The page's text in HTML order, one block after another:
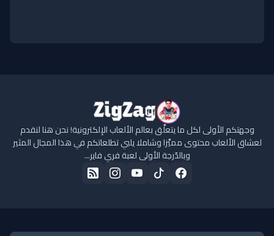
وجهتكم الأولى لكل ما يتعلَّق بعالم الألعاب الإلكترونية! نحن هنا لنقدم
لعشاق الألعاب محتوى مميَّزا وشاملا يلبي تطلعاتكم في هذا المجال المثير
وبالدّرجة الأولى لعبة فري فاير...